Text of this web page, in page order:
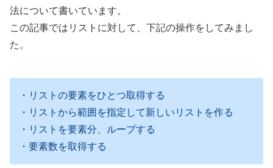
法について書いています。
この記事ではリストに対して、下記の操作をしてみまし
た。
・リストの要素をひとつ取得する
・リストから範囲を指定して新しいリストを作る
・リストを要素分、ループする
・要素数を取得する